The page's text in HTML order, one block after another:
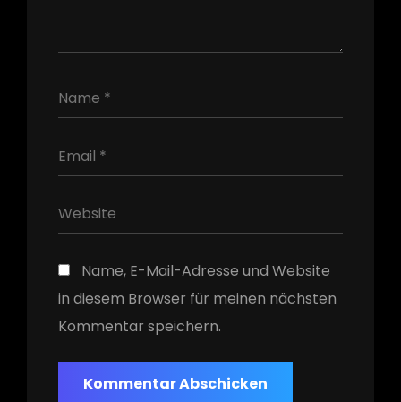
Name, E-Mail-Adresse und Website
in diesem Browser für meinen nächsten
Kommentar speichern.